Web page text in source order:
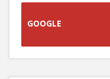
GOOGLE